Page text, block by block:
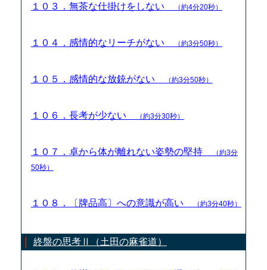
１０３．無茶な仕掛けをしない （約4分20秒）
１０４．感情的なリーチがない （約3分50秒）
１０５．感情的な放銃がない （約3分50秒）
１０６．長考が少ない （約3分30秒）
１０７．卓から体が離れない姿勢の堅持
（約3分
50秒）
１０８．〔牌品高〕への意識が高い （約3分40秒）
終盤の思考Ⅱ（土田の麻雀道）